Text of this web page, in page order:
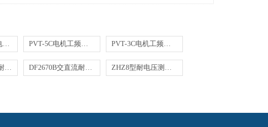
PVT系列工频耐电压测试仪 PVT-5C电机工频耐电压测试仪 PVT-3C电机工频耐电压测试仪
DF2671A 交直流耐电压测试仪 DF2670B交直流耐电压测试仪 ZHZ8型耐电压测试仪